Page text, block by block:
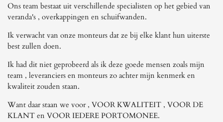
Ons team bestaat uit verschillende specialisten op het gebied van
veranda's , overkappingen en schuifwanden.
Ik verwacht van onze monteurs dat ze bij elke klant hun uiterste
best zullen doen.
Ik had dit niet geprobeerd als ik deze goede mensen zoals mijn
team , leveranciers en monteurs zo achter mijn kenmerk en
kwaliteit zouden staan.
Want daar staan we voor , VOOR KWALITEIT , VOOR DE
KLANT en VOOR IEDERE PORTOMONEE.